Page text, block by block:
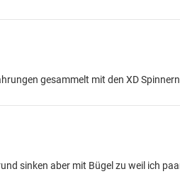
gesammelt mit den XD
sinken aber mit Bügel zu weil ich